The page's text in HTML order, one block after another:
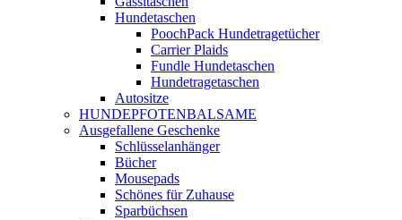
Hundetaschen
PoochPack Hundetragetücher
Carrier Plaids
Fundle Hundetaschen
Hundetragetaschen
Autositze
HUNDEPFOTENBALSAME
Ausgefallene Geschenke
Schlüsselanhänger
Bücher
Mousepads
Schönes für Zuhause
Sparbüchsen